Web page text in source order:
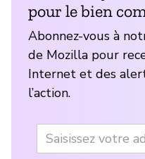
pour le bien
Abonnez-vous à
de Mozilla pour
Internet et des
l’action.